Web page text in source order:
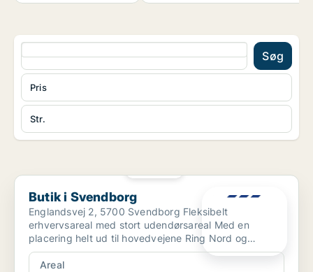
Søg
Str.
Pris
Butik i Svendborg
Butik i Svendborg
Englandsvej 2, 5700 Svendborg Fleksibelt
erhvervsareal med stort udendørsareal Med en
placering helt ud til hovedvejene Ring Nord og
Ørbækvej får du her ...
Areal